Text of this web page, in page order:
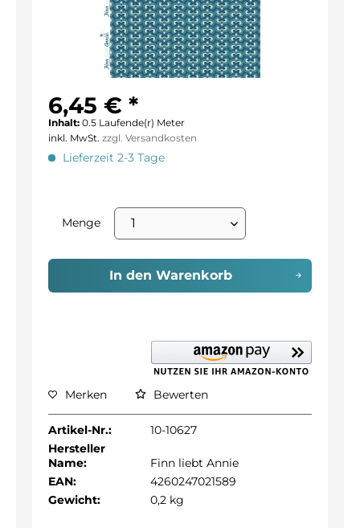
6,45 € *
Inhalt: 0.5 Laufende(r) Meter
inkl. MwSt. zzgl. Versandkosten
Lieferzeit 2-3 Tage
Menge
In den Warenkorb
Merken Bewerten
Artikel-Nr.:
10-10627
Hersteller
Name:
Finn liebt Annie
EAN:
4260247021589
Gewicht:
0,2 kg